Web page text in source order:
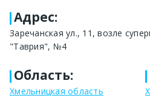
Адрес:
Заречанская ул., 11, возле
"Таврия", №4
Область:
Хмельницкая область